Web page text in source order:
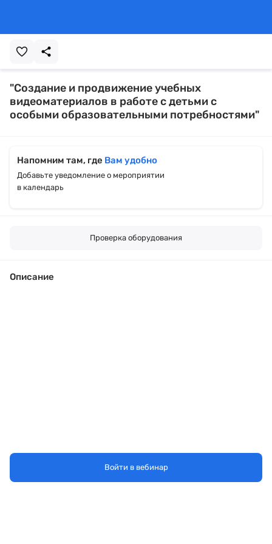
"Создание и продвижение учебных
видеоматериалов в работе с детьми с
особыми образовательными потребностями"
Напомним там, где Вам удобно
Добавьте уведомление о мероприятии
в календарь
Проверка оборудования
Описание
Войти в вебинар